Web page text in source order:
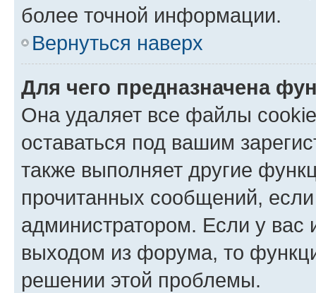
более точной информации.
Вернуться наверх
Для чего предназначена
Она удаляет все файлы
оставаться под вашим
также выполняет другие
прочитанных сообщений,
администратором. Если у
выходом из форума, то
решении этой проблемы.